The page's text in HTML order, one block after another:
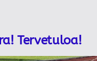
Tervetuloa!